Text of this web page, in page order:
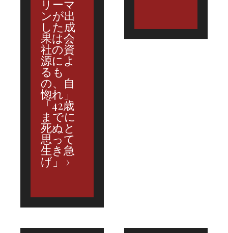
リーマ
ンが出
した成
果は会
社の資
源によ
るも
の、自
惚れ」
「42歳
までに
死ぬと
思って
生き急
げ」